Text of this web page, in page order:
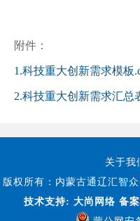
附件：
1.科技重大创新需求模板
2.科技重大创新需求汇总
关于我
版权所有：内蒙古通辽汇智
技术支持: 大尚网络 备